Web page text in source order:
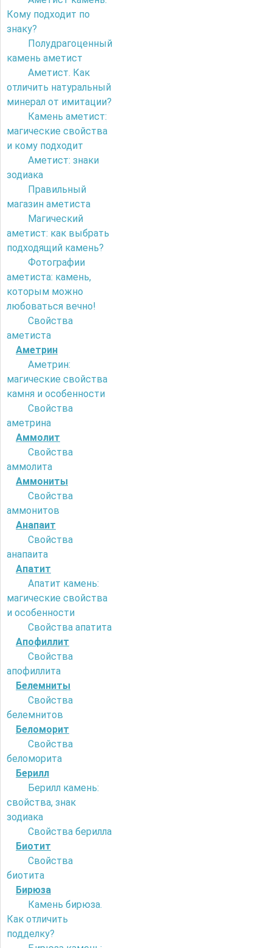
Кому подходит по
знаку?
Полудрагоценный
камень аметист
Аметист. Как
отличить натуральный
минерал от имитации?
Камень аметист:
магические свойства
и кому подходит
Аметист: знаки
зодиака
Правильный
магазин аметиста
Магический
аметист: как выбрать
подходящий камень?
Фотографии
аметиста: камень,
которым можно
любоваться вечно!
Свойства
аметиста
Аметрин
Аметрин:
магические свойства
камня и особенности
Свойства
аметрина
Аммолит
Свойства
аммолита
Аммониты
Свойства
аммонитов
Анапаит
Свойства
анапаита
Апатит
Апатит камень:
магические свойства
и особенности
Свойства апатита
Апофиллит
Свойства
апофиллита
Белемниты
Свойства
белемнитов
Беломорит
Свойства
беломорита
Берилл
Берилл камень:
свойства, знак
зодиака
Свойства берилла
Биотит
Свойства
биотита
Бирюза
Камень бирюза.
Как отличить
подделку?